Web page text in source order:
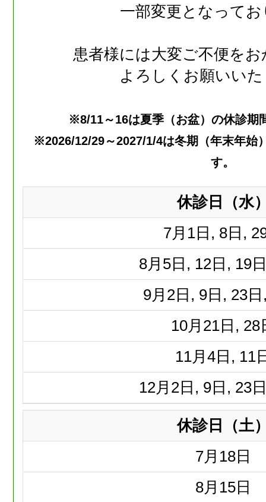
一部変更となって
患者様には大変ご不便を
よろしくお願いい
※8/11～16は夏季（お盆）の休診期
※2026/12/29～2027/1/4は冬期（年末年始
す。
休診日（水
7月 1日, 8日,
8月 5日, 12日, 19
9月 2日, 9日, 23
10月 21日, 28
11月 4日, 11
12月 2日, 9日, 23
休診日（土
7月 18日
8月 15日